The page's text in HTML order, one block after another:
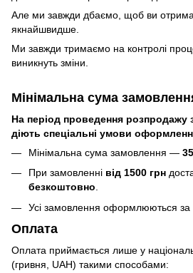
Але ми завжди дбаємо, щоб ви
якнайшвидше.
Ми завжди тримаємо на контролі
виникнуть зміни.
Мінімальна сума
На період проведення розпродажу
діють спеціальні умови
Мінімальна сума замовлення —
При замовленні від 1500 грн
безкоштовно.
Усі замовлення оформлюються за
Оплата
Оплата приймається лише у
(гривня, UAH) такими способами: